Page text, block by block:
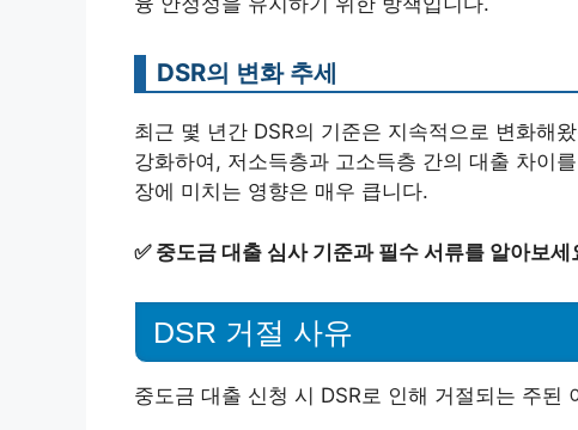
DSR의 변화 추세
최근 몇 년간 DSR의 기준은 지속적으로 변화해
강화하여, 저소득층과 고소득층 간의 대출 차이
장에 미치는 영향은 매우 큽니다.
✅ 중도금 대출 심사 기준과 필수 서류를 알아보세
DSR 거절 사유
중도금 대출 신청 시 DSR로 인해 거절되는 주된